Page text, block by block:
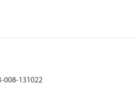
008-131022